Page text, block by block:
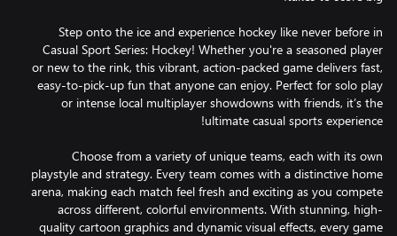
Step onto the ice and experience hockey like never before in
Casual Sport Series: Hockey! Whether you're a seasoned player
or new to the rink, this vibrant, action-packed game delivers fast,
easy-to-pick-up fun that anyone can enjoy. Perfect for solo play
or intense local multiplayer showdowns with friends, it’s the
Choose from a variety of unique teams, each with its own
playstyle and strategy. Every team comes with a distinctive home
arena, making each match feel fresh and exciting as you compete
across different, colorful environments. With stunning, high-
quality cartoon graphics and dynamic visual effects, every game